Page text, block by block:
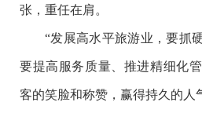
张，重任在肩。
“发展高水平旅游业，要抓
要提高服务质量、推进精细化
客的笑脸和称赞，赢得持久的人